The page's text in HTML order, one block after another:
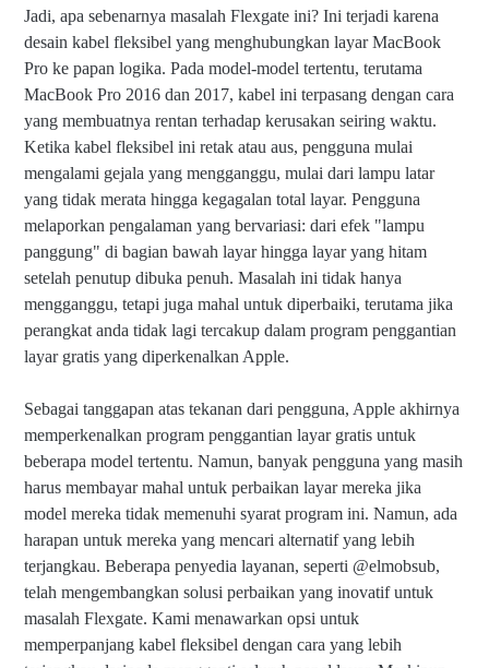
Jadi, apa sebenarnya masalah Flexgate ini? Ini terjadi karena
desain kabel fleksibel yang menghubungkan layar MacBook
Pro ke papan logika. Pada model-model tertentu, terutama
MacBook Pro 2016 dan 2017, kabel ini terpasang dengan cara
yang membuatnya rentan terhadap kerusakan seiring waktu.
Ketika kabel fleksibel ini retak atau aus, pengguna mulai
mengalami gejala yang mengganggu, mulai dari lampu latar
yang tidak merata hingga kegagalan total layar. Pengguna
melaporkan pengalaman yang bervariasi: dari efek "lampu
panggung" di bagian bawah layar hingga layar yang hitam
setelah penutup dibuka penuh. Masalah ini tidak hanya
mengganggu, tetapi juga mahal untuk diperbaiki, terutama jika
perangkat anda tidak lagi tercakup dalam program penggantian
layar gratis yang diperkenalkan Apple.
Sebagai tanggapan atas tekanan dari pengguna, Apple akhirnya
memperkenalkan program penggantian layar gratis untuk
beberapa model tertentu. Namun, banyak pengguna yang masih
harus membayar mahal untuk perbaikan layar mereka jika
model mereka tidak memenuhi syarat program ini. Namun, ada
harapan untuk mereka yang mencari alternatif yang lebih
terjangkau. Beberapa penyedia layanan, seperti @elmobsub,
telah mengembangkan solusi perbaikan yang inovatif untuk
masalah Flexgate. Kami menawarkan opsi untuk
memperpanjang kabel fleksibel dengan cara yang lebih
Fl
xi
bl
e
at
Is